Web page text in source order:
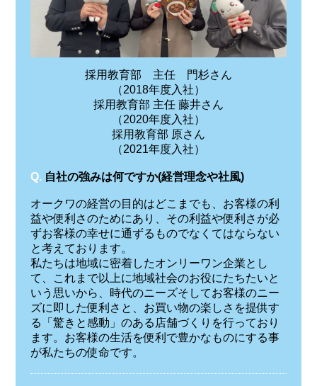
採用教育部 主任 門杉さん
（2018年度入社）
採用教育部 主任 藤井さん
（2020年度入社）
採用教育部 原さん
（2021年度入社）
Q. 自社の強みは何ですか(経営理念や社風)
オークワの経営の目的はどこまでも、お客様の利
益や便利さのためにあり、その利益や便利さが必
ずお客様の幸せに通ずるものでなくてはならない
と考えております。
私たちは地域に密着したオンリーワン企業とし
て、これまで以上に地域社会のお役にたちたいと
いう思いから、時代のニーズそしてお客様のニー
ズに即した便利さと、お買い物の楽しさを提供す
る「驚きと感動」のある店舗づくりを行っており
ます。お客様の生活を便利で豊かなものにする事
が私たちの使命です。